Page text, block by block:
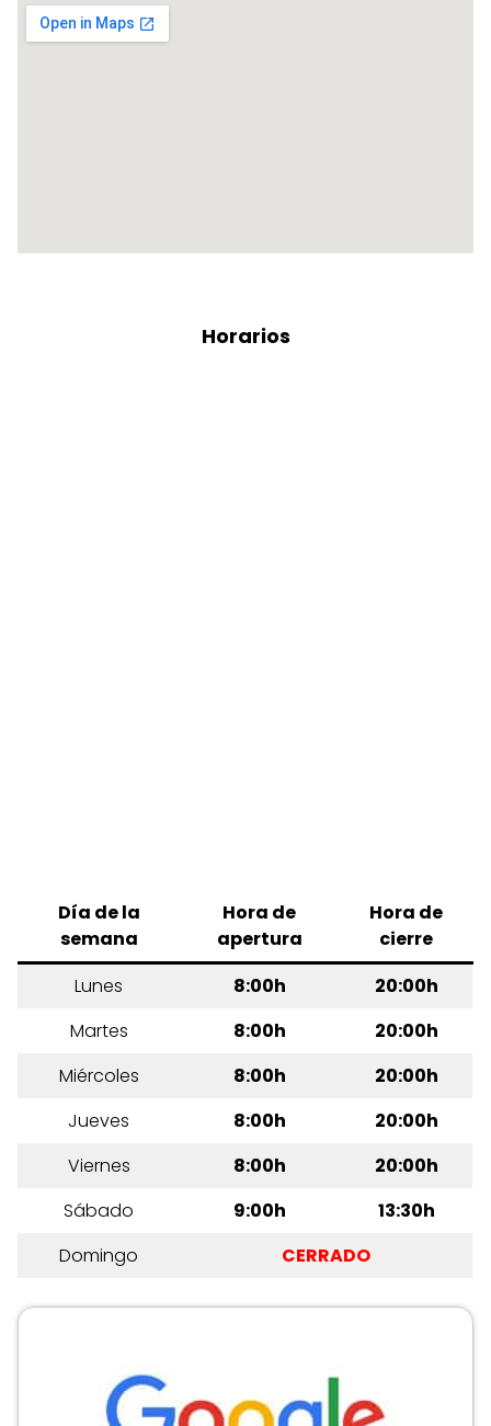
Horarios
Día de la
semana
Hora de
apertura
Hora de
cierre
Lunes
8:00h
20:00h
Martes
8:00h
20:00h
Miércoles
8:00h
20:00h
Jueves
8:00h
20:00h
Viernes
8:00h
20:00h
Sábado
9:00h
13:30h
Domingo
CERRADO